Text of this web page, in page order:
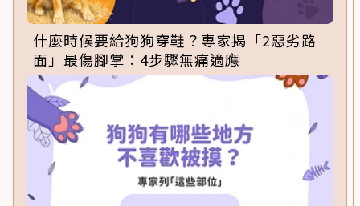
什麼時候要給狗狗穿鞋？專家揭「2惡劣路
面」最傷腳掌：4步驟無痛適應